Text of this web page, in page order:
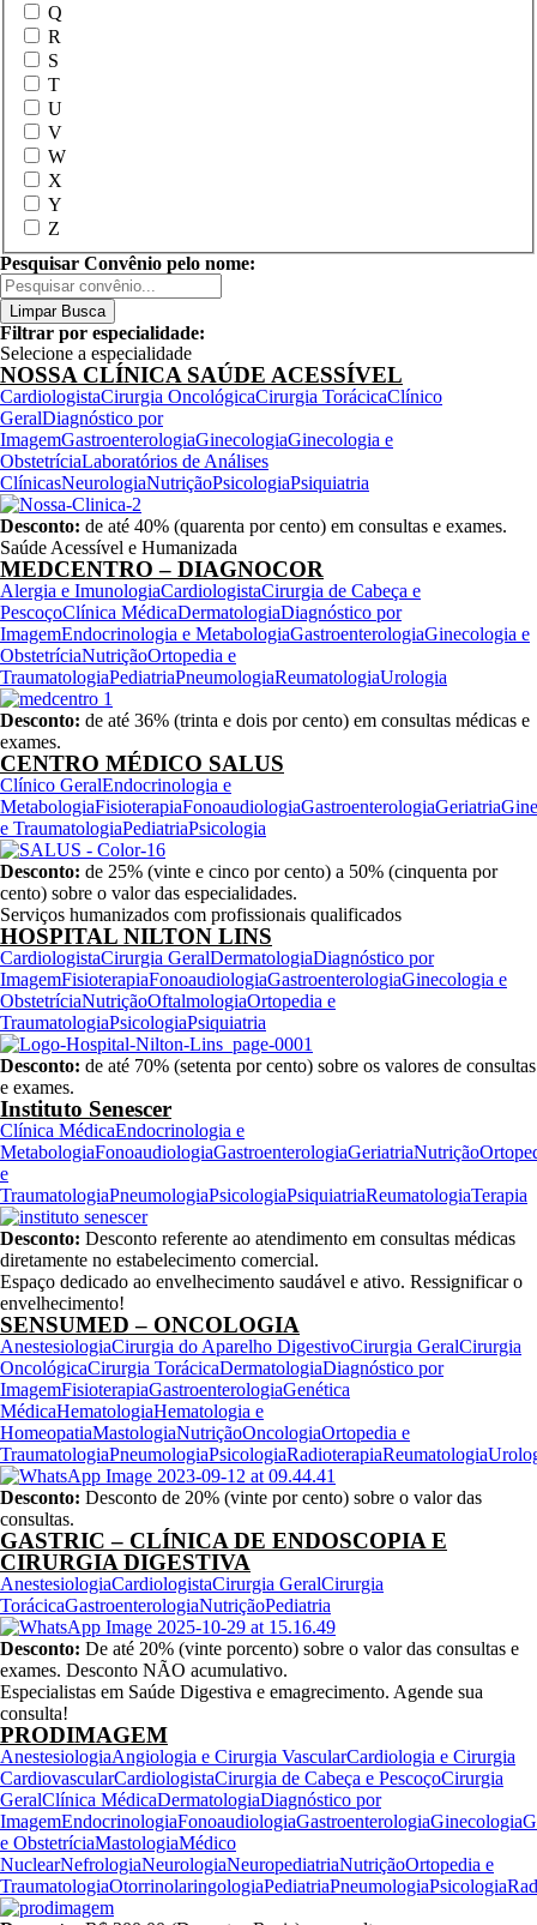
Q
R
S
T
U
V
W
X
Y
Z
Pesquisar Convênio pelo nome:
Limpar Busca
Filtrar por especialidade:
Selecione a especialidade
NOSSA CLÍNICA SAÚDE ACESSÍVEL
CardiologistaCirurgia OncológicaCirurgia TorácicaClínico
GeralDiagnóstico por
ImagemGastroenterologiaGinecologiaGinecologia e
ObstetríciaLaboratórios de Análises
ClínicasNeurologiaNutriçãoPsicologiaPsiquiatria
Desconto: de até 40% (quarenta por cento) em consultas e exames.
Saúde Acessível e Humanizada
MEDCENTRO – DIAGNOCOR
Alergia e ImunologiaCardiologistaCirurgia de Cabeça e
PescoçoClínica MédicaDermatologiaDiagnóstico por
ImagemEndocrinologia e MetabologiaGastroenterologiaGinecologia e
ObstetríciaNutriçãoOrtopedia e
TraumatologiaPediatriaPneumologiaReumatologiaUrologia
Desconto: de até 36% (trinta e dois por cento) em consultas médicas e
exames.
CENTRO MÉDICO SALUS
Clínico GeralEndocrinologia e
MetabologiaFisioterapiaFonoaudiologiaGastroenterologiaGeriatria
e TraumatologiaPediatriaPsicologia
Desconto: de 25% (vinte e cinco por cento) a 50% (cinquenta por
cento) sobre o valor das especialidades.
Serviços humanizados com profissionais qualificados
HOSPITAL NILTON LINS
CardiologistaCirurgia GeralDermatologiaDiagnóstico por
ImagemFisioterapiaFonoaudiologiaGastroenterologiaGinecologia e
ObstetríciaNutriçãoOftalmologiaOrtopedia e
TraumatologiaPsicologiaPsiquiatria
Desconto: de até 70% (setenta por cento) sobre os valores de consultas
e exames.
Instituto Senescer
Clínica MédicaEndocrinologia e
MetabologiaFonoaudiologiaGastroenterologiaGeriatriaNutrição
e
TraumatologiaPneumologiaPsicologiaPsiquiatriaReumatologiaTerapia
Desconto: Desconto referente ao atendimento em consultas médicas
diretamente no estabelecimento comercial.
Espaço dedicado ao envelhecimento saudável e ativo. Ressignificar o
envelhecimento!
SENSUMED – ONCOLOGIA
AnestesiologiaCirurgia do Aparelho DigestivoCirurgia GeralCirurgia
OncológicaCirurgia TorácicaDermatologiaDiagnóstico por
ImagemFisioterapiaGastroenterologiaGenética
MédicaHematologiaHematologia e
HomeopatiaMastologiaNutriçãoOncologiaOrtopedia e
TraumatologiaPneumologiaPsicologiaRadioterapiaReumatologia
Desconto: Desconto de 20% (vinte por cento) sobre o valor das
consultas.
GASTRIC – CLÍNICA DE ENDOSCOPIA E
CIRURGIA DIGESTIVA
AnestesiologiaCardiologistaCirurgia GeralCirurgia
TorácicaGastroenterologiaNutriçãoPediatria
Desconto: De até 20% (vinte porcento) sobre o valor das consultas e
exames. Desconto NÃO acumulativo.
Especialistas em Saúde Digestiva e emagrecimento. Agende sua
consulta!
PRODIMAGEM
AnestesiologiaAngiologia e Cirurgia VascularCardiologia e Cirurgia
CardiovascularCardiologistaCirurgia de Cabeça e PescoçoCirurgia
GeralClínica MédicaDermatologiaDiagnóstico por
ImagemEndocrinologiaFonoaudiologiaGastroenterologiaGinecologia
e ObstetríciaMastologiaMédico
NuclearNefrologiaNeurologiaNeuropediatriaNutriçãoOrtopedia e
TraumatologiaOtorrinolaringologiaPediatriaPneumologiaPsicologia